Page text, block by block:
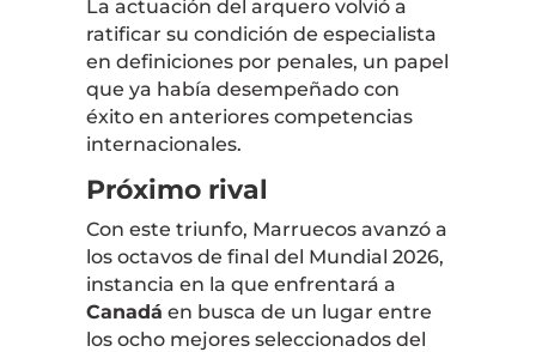
La actuación del arquero volvió a
ratificar su condición de especialista
en definiciones por penales, un papel
que ya había desempeñado con
éxito en anteriores competencias
internacionales.
Próximo rival
Con este triunfo, Marruecos avanzó a
los octavos de final del Mundial 2026,
instancia en la que enfrentará a
Canadá en busca de un lugar entre
los ocho mejores seleccionados del